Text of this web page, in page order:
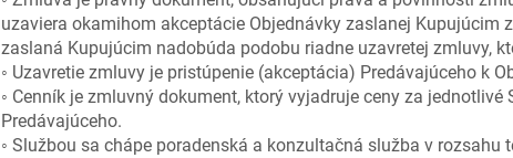
uzaviera okamihom akceptácie Objednávky zaslanej
zaslaná Kupujúcim nadobúda podobu riadne uzavretej zmluvy,
◦ Uzavretie zmluvy je pristúpenie (akceptácia) Predávajúceho k
◦ Cenník je zmluvný dokument, ktorý vyjadruje ceny za
Predávajúceho.
◦ Službou sa chápe poradenská a konzultačná služba v rozsahu